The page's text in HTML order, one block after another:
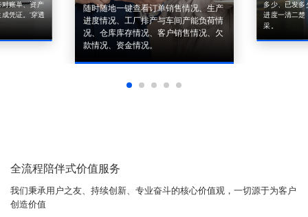
账单、资产
凭证。'穿透
随时随地一键查看订单销售情况、生产
进度情况、工厂排产与车间产能负荷情
况、仓库库存情况、客户销售情况、欠
款情况、资金情况。
多少、已发多
进度一清二楚
采。
全流程陪伴式价值服务
我们秉承用户之友、持续创新、专业奋斗的核心价值观，一切源于为客户
创造价值